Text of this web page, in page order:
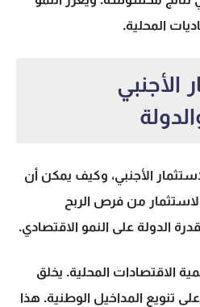
المحلية.
الأجنبي
الأجنبي، وكيف يمكن أن
من فرص الربح
الدولة على النمو الاقتصادي.
الاقتصادات المحلية. يخلق
تنويع المداخيل الوطنية. هذا